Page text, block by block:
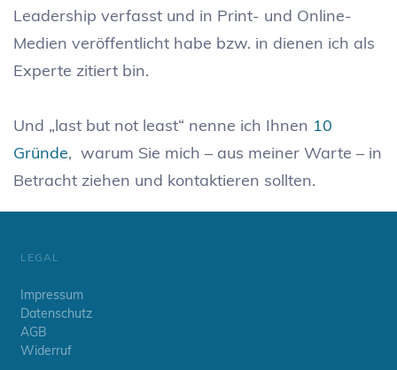
Leadership verfasst und in Print- und Online-
Medien veröffentlicht habe bzw. in dienen ich als
Experte zitiert bin.
Und „last but not least“ nenne ich Ihnen 10
Gründe, warum Sie mich – aus meiner Warte – in
Betracht ziehen und kontaktieren sollten.
LEGAL
Impressum
Datenschutz
AGB
Widerruf